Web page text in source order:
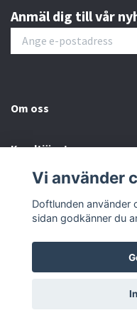
Anmäl dig till vår
Om oss
Kundtjänst
Sociala medier
©
Vi använder
Doftlunden använder
sidan godkänner du